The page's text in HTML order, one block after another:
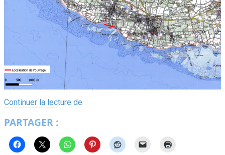
Continuer la lecture de
aura
sa
PARTAGER :